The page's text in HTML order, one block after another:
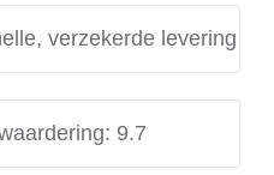
verzekerde levering
9.7